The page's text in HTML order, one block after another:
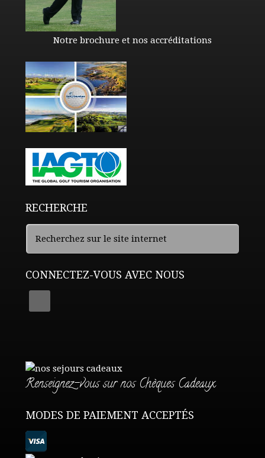
Notre brochure et nos accréditations
RECHERCHE
CONNECTEZ-VOUS AVEC NOUS
Renseignez-vous sur nos Chèques Cadeaux
MODES DE PAIEMENT ACCEPTÉS